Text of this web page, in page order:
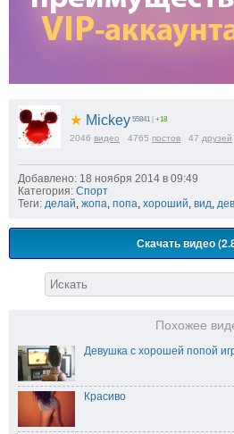
★ Mickey 55841 +18
2046 видео 4765 постов 47 друзей
Добавлено: 18 ноября 2014 в 09:49
Категория: Спорт
Теги: делай, жопа, попа, хороший, вид,
Скачать видео
Похожее
Девушка с хорошей попой
Красиво